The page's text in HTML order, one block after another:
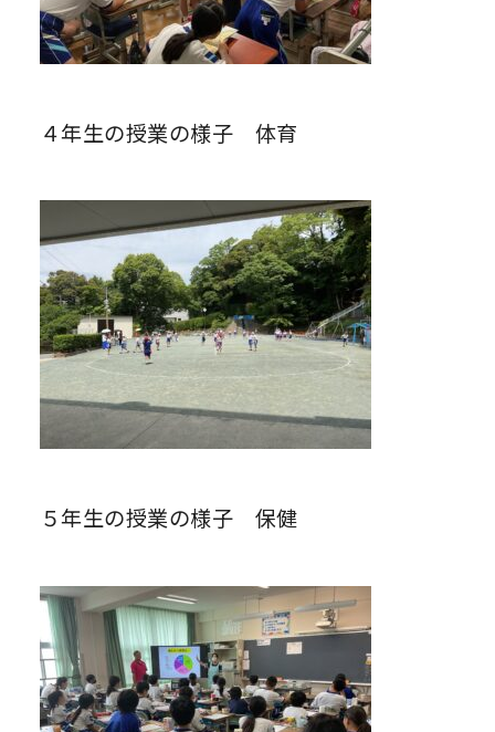
４年生の授業の様子 体育
５年生の授業の様子 保健